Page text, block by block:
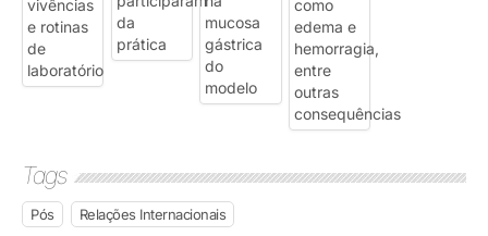
Tags
Pós Relações Internacionais